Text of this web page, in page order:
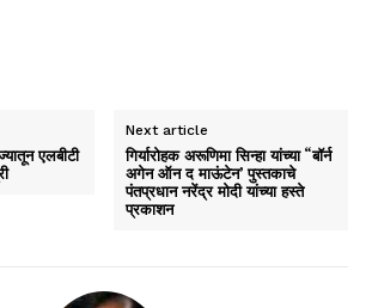
एलबीटी
Next article
गिर्यारोहक अरूणिमा सिन्हा यांच्या “बॉर्न
अगेन ऑन द माऊंटेन’ पुस्तकाचे
पंतप्रधान नरेंद्र मोदी यांच्या हस्ते
प्रकाशन